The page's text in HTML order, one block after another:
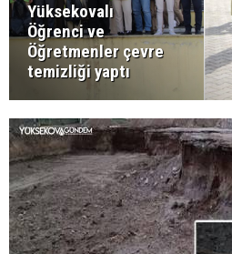
Yüksekovalı
Öğrenci ve
Öğretmenler çevre
temizliği yaptı